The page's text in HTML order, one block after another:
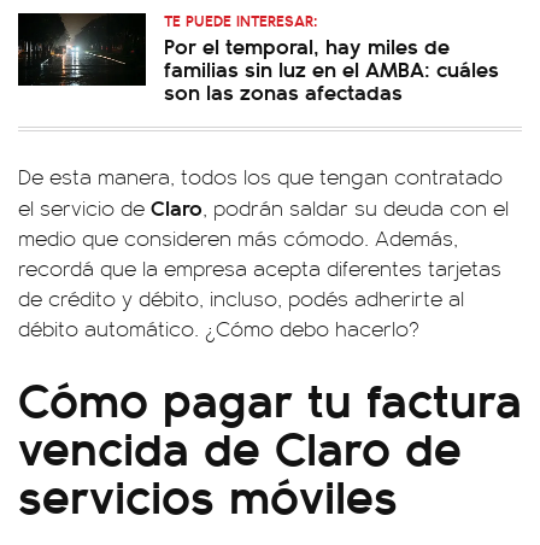
TE PUEDE INTERESAR:
Por el temporal, hay miles de
familias sin luz en el AMBA: cuáles
son las zonas afectadas
De esta manera, todos los que tengan contratado
el servicio de Claro, podrán saldar su deuda con el
medio que consideren más cómodo. Además,
recordá que la empresa acepta diferentes tarjetas
de crédito y débito, incluso, podés adherirte al
débito automático. ¿Cómo debo hacerlo?
Cómo pagar tu factura
vencida de Claro de
servicios móviles